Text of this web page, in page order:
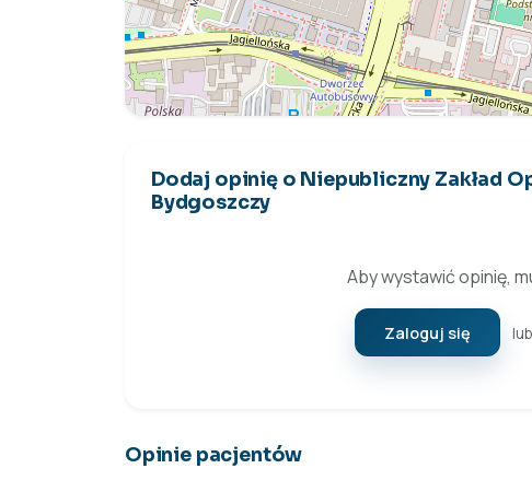
Dodaj opinię o Niepubliczny Zakład
Bydgoszczy
Aby wystawić opinię,
Zaloguj się lub
Opinie pacjentów